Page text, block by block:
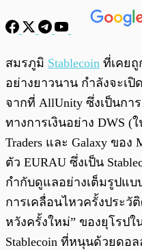
พร้อมเล่น
สมรภูมิ Stablecoin ที่เคย
อย่างยาวนาน กำลังจะเ
จากที่ AllUnity ซึ่งเป็นก
ทางการเงินอย่าง DWS (ใ
Traders และ Galaxy ของ
ตัว EURAU ซึ่งเป็น
กำกับดูแลอย่างเต็มรูปแบ
การเคลื่อนไหวครั้งประวั
หวังครั้งใหม่” ของยุโรป
Stablecoin ที่หนุนด้วยดอ